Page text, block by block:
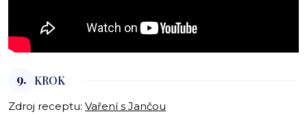
9. KROK
Zdroj receptu: Vaření s Jančou